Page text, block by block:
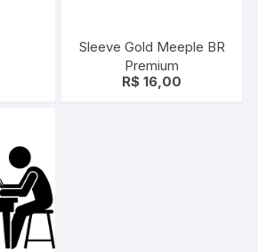
Sleeve Gold Meeple BR
Premium
R$ 16,00